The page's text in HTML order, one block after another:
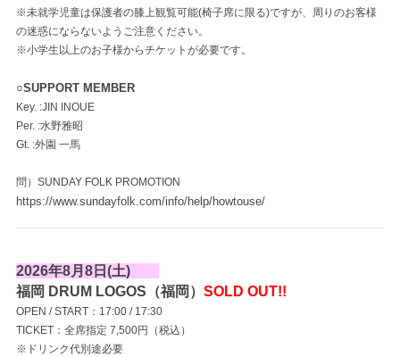
※未就学児童は保護者の膝上観覧可能(椅子席に限る)ですが、周りのお客様
の迷惑にならないようご注意ください。
※小学生以上のお子様からチケットが必要です。
○SUPPORT MEMBER
Key. :JIN INOUE
Per. :水野雅昭
Gt. :外園 一馬
問）SUNDAY FOLK PROMOTION
https://www.sundayfolk.com/info/help/howtouse/
2026年8月8日(土)
福岡 DRUM LOGOS（福岡） SOLD OUT!!
OPEN / START：17:00 / 17:30
TICKET：全席指定 7,500円（税込）
※ドリンク代別途必要